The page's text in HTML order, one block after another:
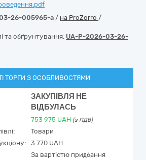
26-005965-a / на ProZorro /
та обґрунтування: UA-P-2026-03-26-
ТОРГИ З ОСОБЛИВОСТЯМИ
ЗАКУПІВЛЯ НЕ
ВІДБУЛАСЬ
753 975 UAH (з ПДВ)
Товари
3 770 UAH
За вартістю придбання